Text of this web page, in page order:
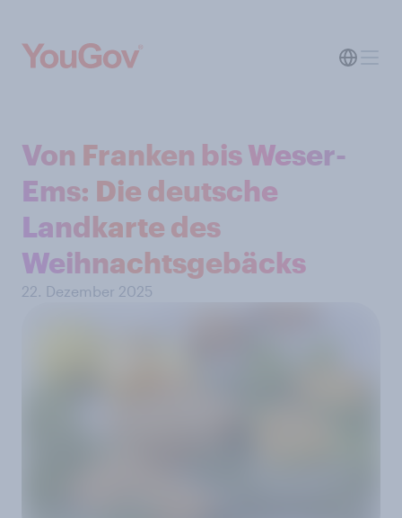
Von Franken bis Weser-
Ems: Die deutsche
Landkarte des
Weihnachtsgebäcks
22. Dezember 2025